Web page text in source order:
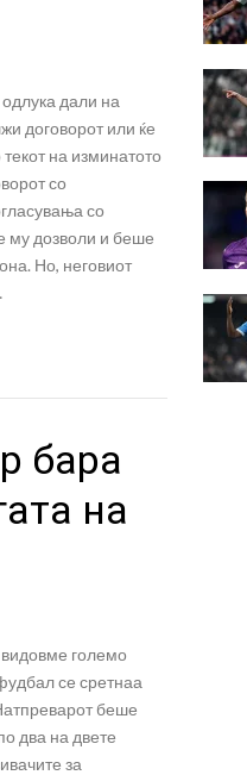
дали на
договорот или ќе
на изминатото
со
со
му дозволи и беше
Но, неговиот
бара
на
големо
се сретнаа
беше
два на двете
за